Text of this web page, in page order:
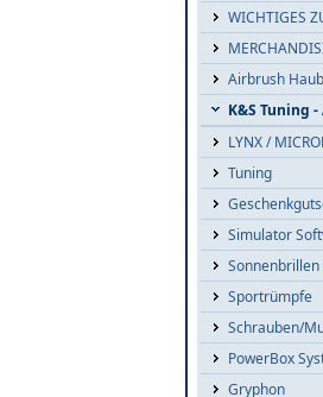
WICHTIGES
Airbrush
K&S Tuning -
LYNX /
Tuning
Simulator
Sonnenbrillen
Sportrümpfe
Schrauben/
PowerBox
Gryphon